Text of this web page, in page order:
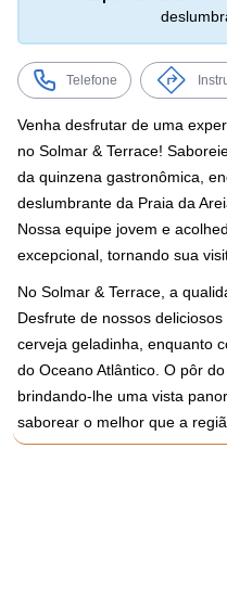
Telefone
Venha desfrutar de uma
no Solmar & Terrace!
da quinzena gastronômica,
deslumbrante da Praia da
Nossa equipe jovem e
excepcional, tornando sua
No Solmar & Terrace, a
Desfrute de nossos
cerveja geladinha, enquanto
do Oceano Atlântico. O pôr
brindando-lhe uma vista
saborear o melhor que a